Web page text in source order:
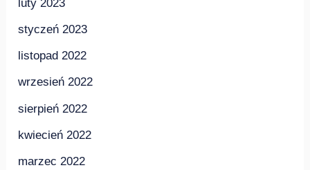
luty 2023
styczeń 2023
listopad 2022
wrzesień 2022
sierpień 2022
kwiecień 2022
marzec 2022